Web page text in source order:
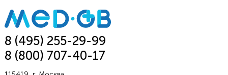
8 (495) 255-29-99
8 (800) 707-40-17